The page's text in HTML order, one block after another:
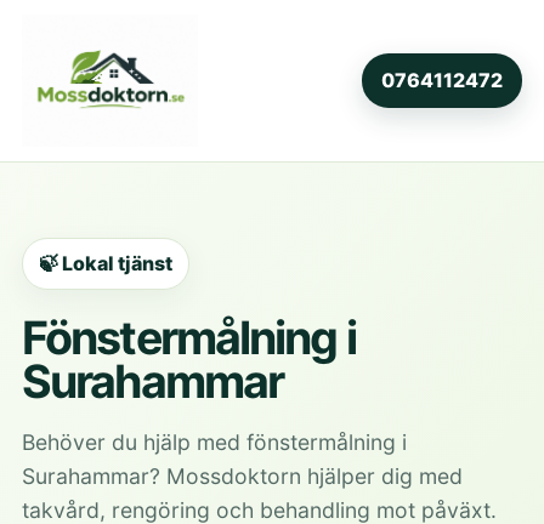
0764112472
🍃 Lokal tjänst
Fönstermålning i
Surahammar
Behöver du hjälp med fönstermålning i
Surahammar? Mossdoktorn hjälper dig med
takvård, rengöring och behandling mot påväxt.